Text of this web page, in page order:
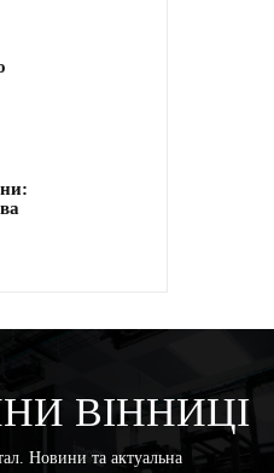
ВІННИЦІ
Новини та актуальна